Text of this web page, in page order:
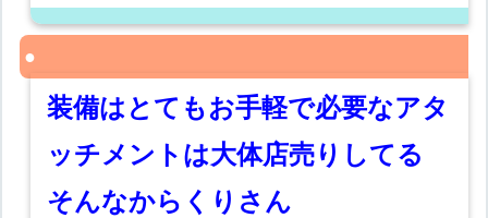
装備はとてもお手軽で必要なアタ
ッチメントは大体店売りしてる
そんなからくりさん